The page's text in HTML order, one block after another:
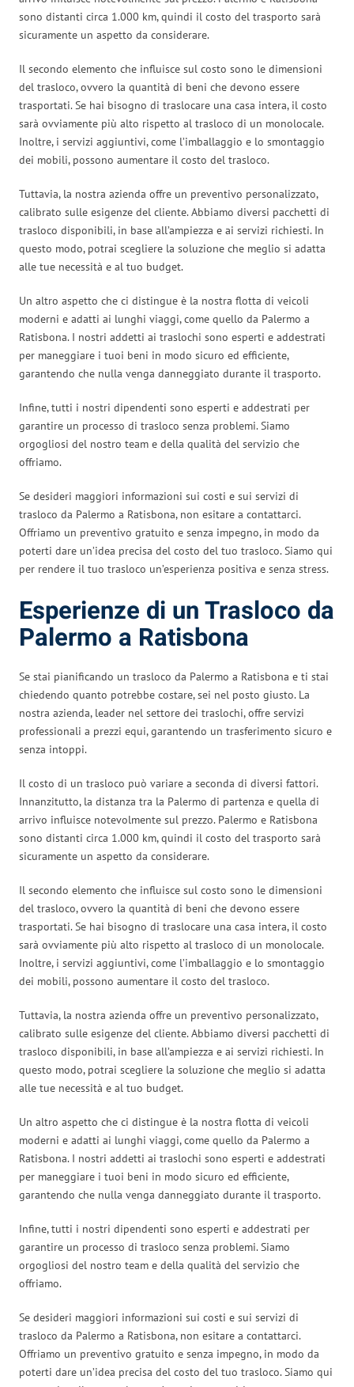
sono distanti circa 1.000 km, quindi il costo del trasporto sarà
sicuramente un aspetto da considerare.
Il secondo elemento che influisce sul costo sono le dimensioni
del trasloco, ovvero la quantità di beni che devono essere
trasportati. Se hai bisogno di traslocare una casa intera, il costo
sarà ovviamente più alto rispetto al trasloco di un monolocale.
Inoltre, i servizi aggiuntivi, come l’imballaggio e lo smontaggio
dei mobili, possono aumentare il costo del trasloco.
Tuttavia, la nostra azienda offre un preventivo personalizzato,
calibrato sulle esigenze del cliente. Abbiamo diversi pacchetti di
trasloco disponibili, in base all’ampiezza e ai servizi richiesti. In
questo modo, potrai scegliere la soluzione che meglio si adatta
alle tue necessità e al tuo budget.
Un altro aspetto che ci distingue è la nostra flotta di veicoli
moderni e adatti ai lunghi viaggi, come quello da Palermo a
Ratisbona. I nostri addetti ai traslochi sono esperti e addestrati
per maneggiare i tuoi beni in modo sicuro ed efficiente,
garantendo che nulla venga danneggiato durante il trasporto.
Infine, tutti i nostri dipendenti sono esperti e addestrati per
garantire un processo di trasloco senza problemi. Siamo
orgogliosi del nostro team e della qualità del servizio che
offriamo.
Se desideri maggiori informazioni sui costi e sui servizi di
trasloco da Palermo a Ratisbona, non esitare a contattarci.
Offriamo un preventivo gratuito e senza impegno, in modo da
poterti dare un’idea precisa del costo del tuo trasloco. Siamo qui
per rendere il tuo trasloco un’esperienza positiva e senza stress.
Esperienze di un Trasloco da
Palermo a Ratisbona
Se stai pianificando un trasloco da Palermo a Ratisbona e ti stai
chiedendo quanto potrebbe costare, sei nel posto giusto. La
nostra azienda, leader nel settore dei traslochi, offre servizi
professionali a prezzi equi, garantendo un trasferimento sicuro e
senza intoppi.
Il costo di un trasloco può variare a seconda di diversi fattori.
Innanzitutto, la distanza tra la Palermo di partenza e quella di
arrivo influisce notevolmente sul prezzo. Palermo e Ratisbona
sono distanti circa 1.000 km, quindi il costo del trasporto sarà
sicuramente un aspetto da considerare.
Il secondo elemento che influisce sul costo sono le dimensioni
del trasloco, ovvero la quantità di beni che devono essere
trasportati. Se hai bisogno di traslocare una casa intera, il costo
sarà ovviamente più alto rispetto al trasloco di un monolocale.
Inoltre, i servizi aggiuntivi, come l’imballaggio e lo smontaggio
dei mobili, possono aumentare il costo del trasloco.
Tuttavia, la nostra azienda offre un preventivo personalizzato,
calibrato sulle esigenze del cliente. Abbiamo diversi pacchetti di
trasloco disponibili, in base all’ampiezza e ai servizi richiesti. In
questo modo, potrai scegliere la soluzione che meglio si adatta
alle tue necessità e al tuo budget.
Un altro aspetto che ci distingue è la nostra flotta di veicoli
moderni e adatti ai lunghi viaggi, come quello da Palermo a
Ratisbona. I nostri addetti ai traslochi sono esperti e addestrati
per maneggiare i tuoi beni in modo sicuro ed efficiente,
garantendo che nulla venga danneggiato durante il trasporto.
Infine, tutti i nostri dipendenti sono esperti e addestrati per
garantire un processo di trasloco senza problemi. Siamo
orgogliosi del nostro team e della qualità del servizio che
offriamo.
Se desideri maggiori informazioni sui costi e sui servizi di
trasloco da Palermo a Ratisbona, non esitare a contattarci.
Offriamo un preventivo gratuito e senza impegno, in modo da
poterti dare un’idea precisa del costo del tuo trasloco. Siamo qui